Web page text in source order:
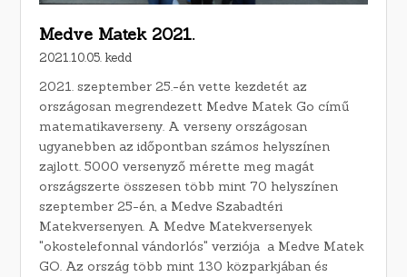
Medve Matek 2021.
2021.10.05. kedd
2021. szeptember 25.-én vette kezdetét az
országosan megrendezett Medve Matek Go című
matematikaverseny. A verseny országosan
ugyanebben az időpontban számos helyszínen
zajlott. 5000 versenyző mérette meg magát
országszerte összesen több mint 70 helyszínen
szeptember 25-én, a Medve Szabadtéri
Matekversenyen. A Medve Matekversenyek
"okostelefonnal vándorlós" verziója a Medve Matek
GO. Az ország több mint 130 közparkjában és